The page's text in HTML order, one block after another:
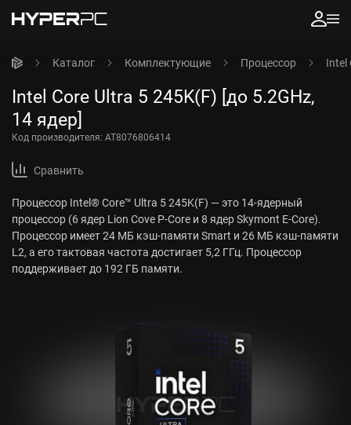
Каталог Комплектующие Процессор Intel
Intel Core Ultra 5 245K(F) [до 5.2GHz,
14 ядер]
Код производителя: AT8076806414
Сравнить
Процессор Intel® Core™ Ultra 5 245K(F) — это 14-ядерный
процессор (6 ядер Lion Cove P-Core и 8 ядер Skymont E-Core).
Процессор имеет 24 МБ кэш-памяти Smart и 26 МБ кэш-памяти
L2, а его тактовая частота достигает 5,2 ГГц. Процессор
поддерживает до 192 ГБ памяти.